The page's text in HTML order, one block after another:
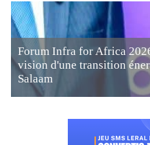
Forum Infra for Africa
vision d'une transition
Salaam